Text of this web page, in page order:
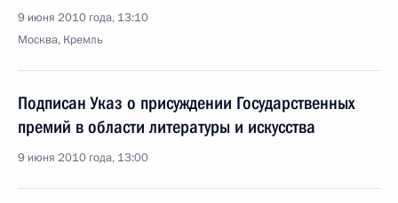
9 июня 2010 года, 13:10
Москва, Кремль
Подписан Указ о присуждении Государственных
премий в области литературы и искусства
9 июня 2010 года, 13:00